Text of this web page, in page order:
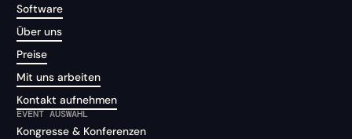
Software
Über uns
Preise
Mit uns arbeiten
Kontakt aufnehmen
EVENT AUSWAHL
Kongresse & Konferenzen